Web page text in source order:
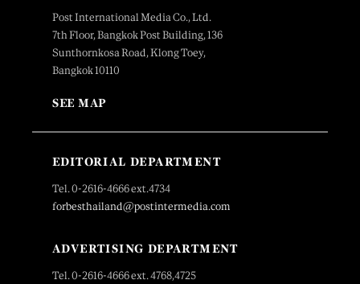
Post International Media Co., Ltd.
7th Floor, Bangkok Post Building, 136
Sunthornkosa Road, Klong Toey,
Bangkok 10110
SEE MAP
EDITORIAL DEPARTMENT
Tel. 0-2616-4666 ext.4734
forbesthailand@postintermedia.com
ADVERTISING DEPARTMENT
Tel. 0-2616-4666 ext. 4768,4725